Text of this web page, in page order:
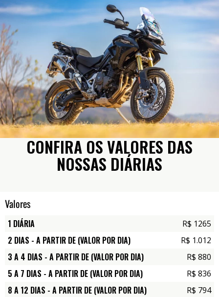
CONFIRA OS VALORES DAS
NOSSAS DIÁRIAS
Valores
1 DIÁRIA R$ 1265
2 DIAS - A PARTIR DE (VALOR POR DIA) R$ 1.012
3 A 4 DIAS - A PARTIR DE (VALOR POR DIA) R$ 880
5 A 7 DIAS - A PARTIR DE (VALOR POR DIA) R$ 836
8 A 12 DIAS - A PARTIR DE (VALOR POR DIA) R$ 794